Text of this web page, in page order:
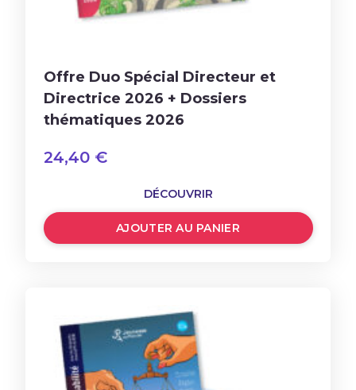
Offre Duo Spécial Directeur et
Directrice 2026 + Dossiers
thématiques 2026
24,40 €
DÉCOUVRIR
AJOUTER AU PANIER